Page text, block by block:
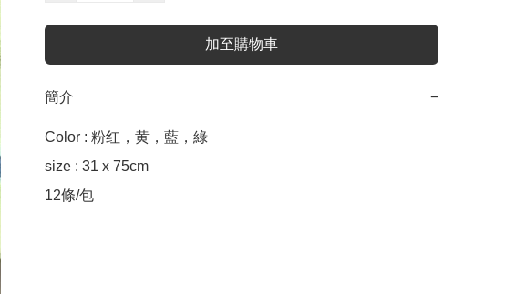
加至購物車
簡介 −
Color : 粉红，黄，藍，綠
size : 31 x 75cm
12條/包